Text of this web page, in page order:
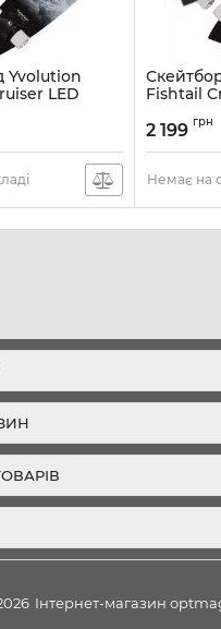
Yvolution
LED
Fishtail
Артикул:
2 199 грн
Немає на
Інтернет-магазин